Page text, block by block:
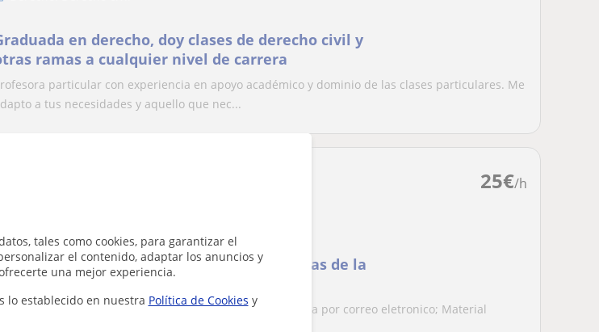
tales como cookies, para garantizar el
el contenido, adaptar los anuncios y
una mejor experiencia.
lo establecido en nuestra Política de Cookies y
en derecho, doy clases de derecho civil y
ramas a cualquier nivel de carrera
particular con experiencia en apoyo académico y dominio de las clases particulares. Me
a tus necesidades y aquello que nec...
25€/h
profesor licenciado en Teologia y Ciencias de la
Online con tutoria via online, 1,5h duracion; consulta por correo eletronico; Material